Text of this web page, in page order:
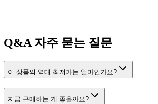
Q&A자주 묻는 질문
이 상품의 역대 최저가는 얼마인가요?
지금 구매하는 게 좋을까요?